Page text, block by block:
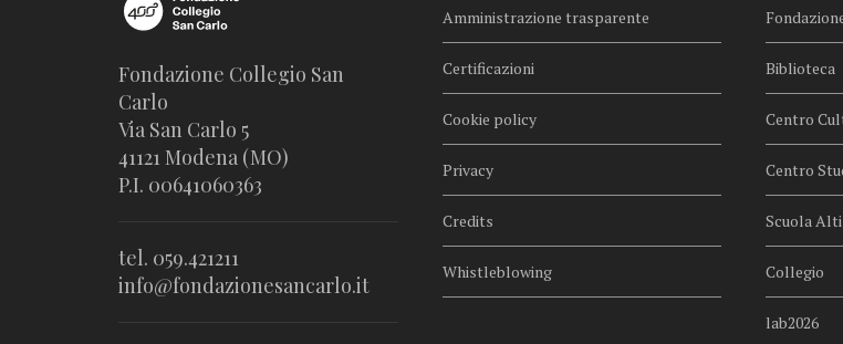
Fondazione Collegio San
Carlo
Via San Carlo 5
41121 Modena (MO)
P.I. 00641060363
tel. 059.421211
info@fondazionesancarlo.it
Amministrazione trasparente
Certificazioni
Cookie policy
Privacy
Credits
Whistleblowing
Biblioteca
Centro
Centro
Scuola
Collegio
lab2026